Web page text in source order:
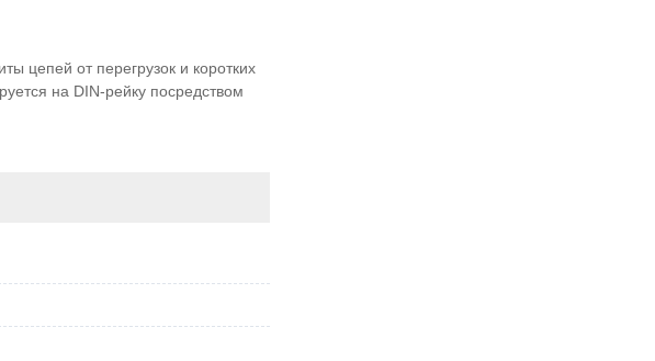
цепей от перегрузок и коротких
на DIN-рейку посредством